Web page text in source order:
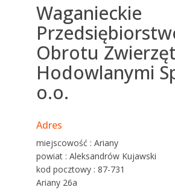
Waganieckie
Obrotu
Hodowlanymi
o.o.
Adres
miejscowość : Ariany
powiat : Aleksandrów Kujawski
kod pocztowy : 87-731
Ariany 26a